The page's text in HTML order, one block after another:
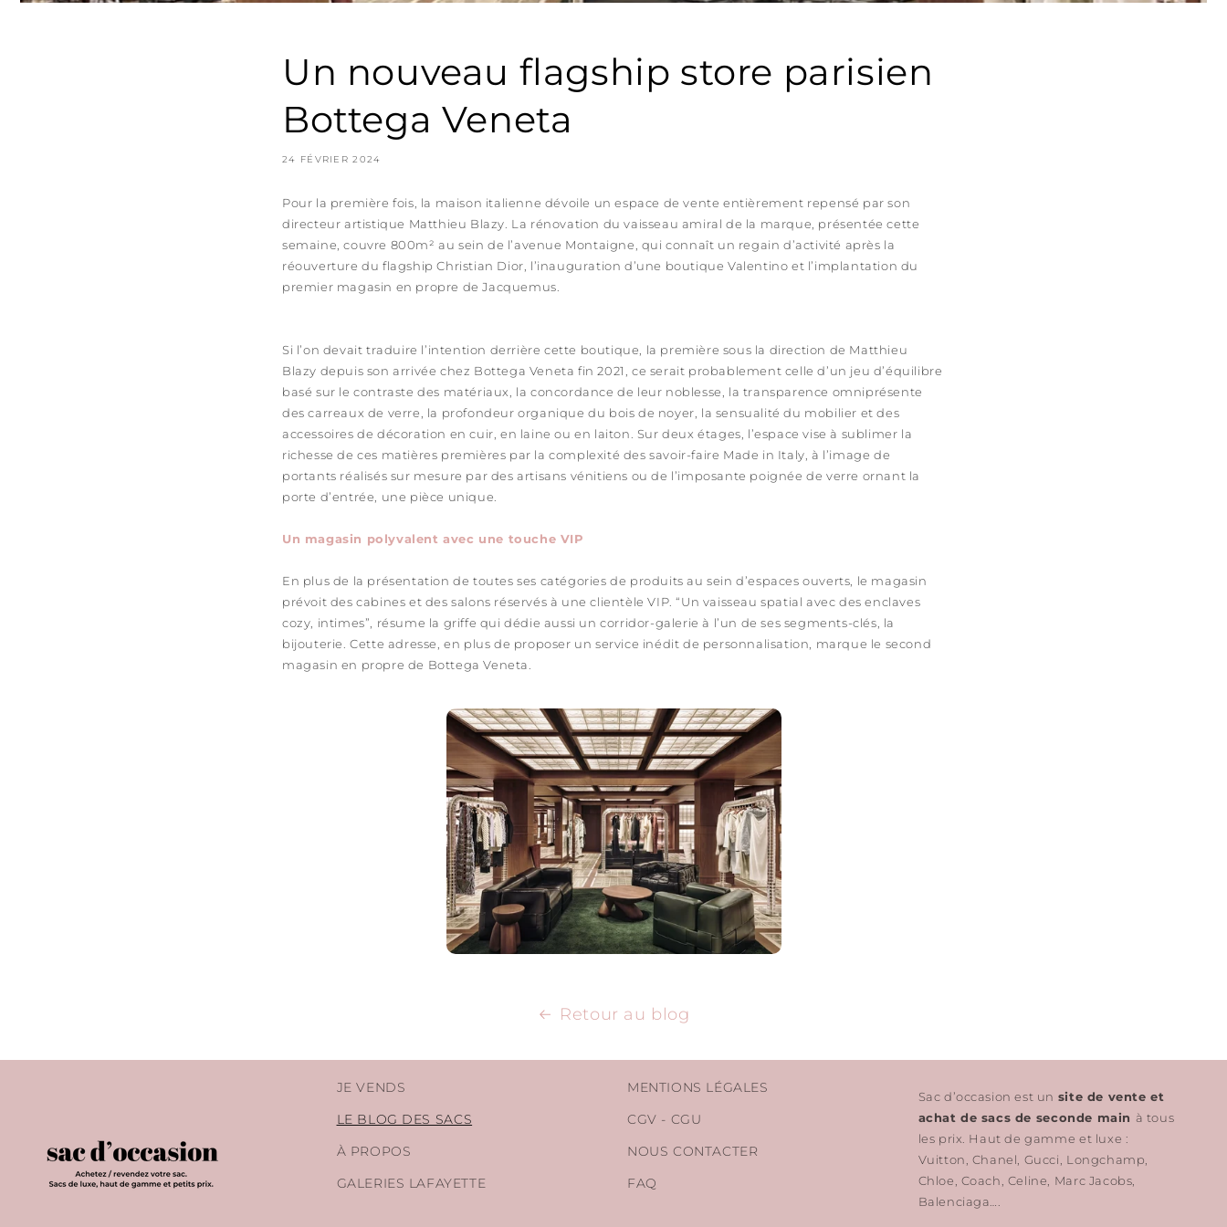
Un nouveau flagship store parisien
Bottega Veneta
24 FÉVRIER 2024
Pour la première fois, la maison italienne dévoile un espace de vente entièrement repensé par son
directeur artistique Matthieu Blazy. La rénovation du vaisseau amiral de la marque, présentée cette
semaine, couvre 800m² au sein de l’avenue Montaigne, qui connaît un regain d’activité après la
réouverture du flagship Christian Dior, l’inauguration d’une boutique Valentino et l’implantation du
premier magasin en propre de Jacquemus.
Si l’on devait traduire l’intention derrière cette boutique, la première sous la direction de Matthieu
Blazy depuis son arrivée chez Bottega Veneta fin 2021, ce serait probablement celle d’un jeu d’équilibre
basé sur le contraste des matériaux, la concordance de leur noblesse, la transparence omniprésente
des carreaux de verre, la profondeur organique du bois de noyer, la sensualité du mobilier et des
accessoires de décoration en cuir, en laine ou en laiton. Sur deux étages, l’espace vise à sublimer la
richesse de ces matières premières par la complexité des savoir-faire Made in Italy, à l’image de
portants réalisés sur mesure par des artisans vénitiens ou de l’imposante poignée de verre ornant la
porte d’entrée, une pièce unique.
Un magasin polyvalent avec une touche VIP
En plus de la présentation de toutes ses catégories de produits au sein d’espaces ouverts, le magasin
prévoit des cabines et des salons réservés à une clientèle VIP. “Un vaisseau spatial avec des enclaves
cozy, intimes”, résume la griffe qui dédie aussi un corridor-galerie à l’un de ses segments-clés, la
bijouterie. Cette adresse, en plus de proposer un service inédit de personnalisation, marque le second
magasin en propre de Bottega Veneta.
Retour au blog
JE VENDS
LE BLOG DES SACS
À PROPOS
GALERIES LAFAYETTE
MENTIONS LÉGALES
CGV - CGU
NOUS CONTACTER
FAQ
Sac d’occasion est un site de vente et
achat de sacs de seconde main à tous
les prix. Haut de gamme et luxe :
Vuitton, Chanel, Gucci, Longchamp,
Chloe, Coach, Celine, Marc Jacobs,
Balenciaga….